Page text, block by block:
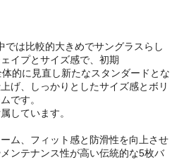
では比較的大きめでサングラスらし
イプとサイズ感で、初期
的に見直し新たなスタンダードとな
げ、しっかりとしたサイズ感とボリ
です。
しています。
ム、フィット感と防滑性を向上させ
ンテナンス性が高い伝統的な5枚バ